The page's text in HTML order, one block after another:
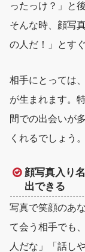
ったっけ？」と
そんな時、 顔写
の人だ！」とす
相手にとっては
が生まれます。
間での出会いが
くれるでしょう。
顔写真入り
出できる
写真で笑顔のあ
て会う相手でも、
人だな」「話し